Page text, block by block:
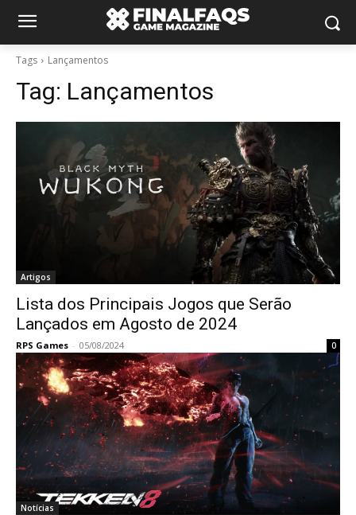
Tags Lançamentos
Tag: Lançamentos
Artigos
Lista dos Principais Jogos que Serão
Lançados em Agosto de 2024
RPS Games - 05/08/2024 0
Notícias